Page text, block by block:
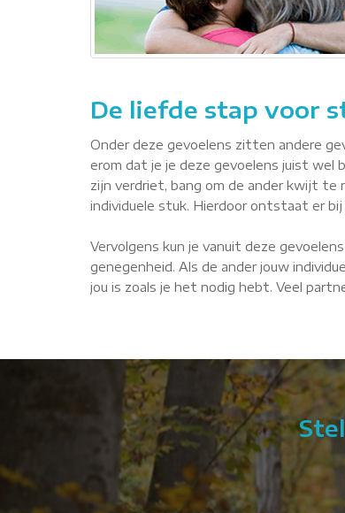
De liefde stap voor
Onder deze gevoelens zitten andere
erom dat je je deze gevoelens juist wel
zijn verdriet, bang om de ander kwijt te
individuele stuk. Hierdoor ontstaat er bij
Vervolgens kun je vanuit deze
genegenheid. Als de ander jouw
jou is zoals je het nodig hebt. Veel